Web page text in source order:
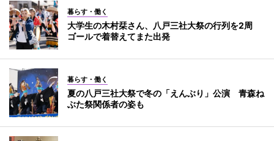
暮らす・働く
大学生の木村栞さん、八戸三社大祭の行列を2周
ゴールで着替えてまた出発
暮らす・働く
夏の八戸三社大祭で冬の「えんぶり」公演 青森ね
ぶた祭関係者の姿も